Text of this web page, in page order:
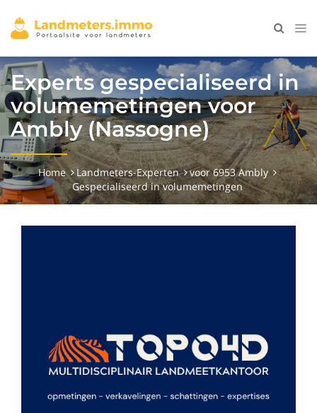
Experts gespecialiseerd in
volumemetingen voor
Ambly (Nassogne)
Home Landmeters-Experten
voor 6953 Ambly
Gespecialiseerd in volumemetingen